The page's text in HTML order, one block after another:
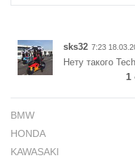
sks32 7:23
Нету такого
1
BMW
HONDA
KAWASAKI